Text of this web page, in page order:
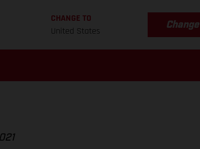
CHANGE TO
United States
Change